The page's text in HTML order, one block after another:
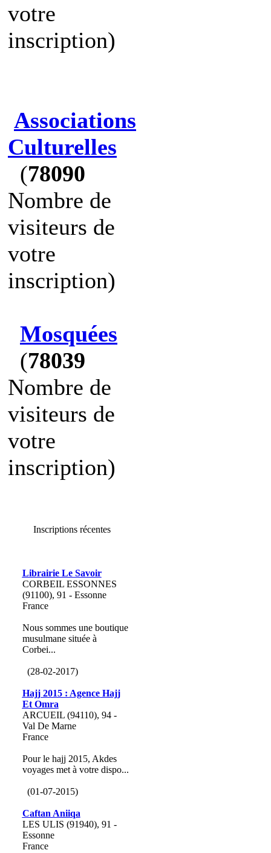
votre
inscription)
Associations
Culturelles
(78090
Nombre de
visiteurs de
votre
inscription)
Mosquées
(78039
Nombre de
visiteurs de
votre
inscription)
Inscriptions récentes
Librairie Le Savoir
CORBEIL ESSONNES
(91100), 91 - Essonne
France
Nous sommes une boutique
musulmane située à
Corbei...
(28-02-2017)
Hajj 2015 : Agence Hajj
Et Omra
ARCUEIL (94110), 94 -
Val De Marne
France
Pour le hajj 2015, Akdes
voyages met à votre dispo...
(01-07-2015)
Caftan Aniiqa
LES ULIS (91940), 91 -
Essonne
France